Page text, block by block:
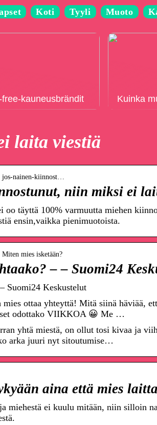
Koti Tyyli Muoto
free-kauneusbrändit Kuinka
laita viestiä
jos-nainen-kiinnost…
niin miksi ei
täyttä 100% varmuutta miehen
ensin,vaikka pienimuotoista.
mies isketään?
– – Suomi24
Suomi24 Keskustelut
mies ottaa yhteyttä! Mitä siinä häviää,
odottako VIIKKOA 😀 Me …
yhtä miestä, on ollut tosi kivaa ja
arka juuri nyt sitoutumise…
aina että mies
miehestä ei kuulu mitään, niin silloin